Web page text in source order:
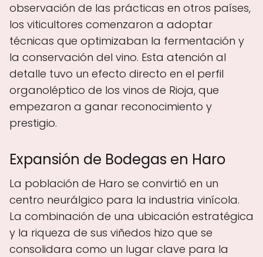
observación de las prácticas en otros países,
los viticultores comenzaron a adoptar
técnicas que optimizaban la fermentación y
la conservación del vino. Esta atención al
detalle tuvo un efecto directo en el perfil
organoléptico de los vinos de Rioja, que
empezaron a ganar reconocimiento y
prestigio.
Expansión de Bodegas en Haro
La población de Haro se convirtió en un
centro neurálgico para la industria vinícola.
La combinación de una ubicación estratégica
y la riqueza de sus viñedos hizo que se
consolidara como un lugar clave para la